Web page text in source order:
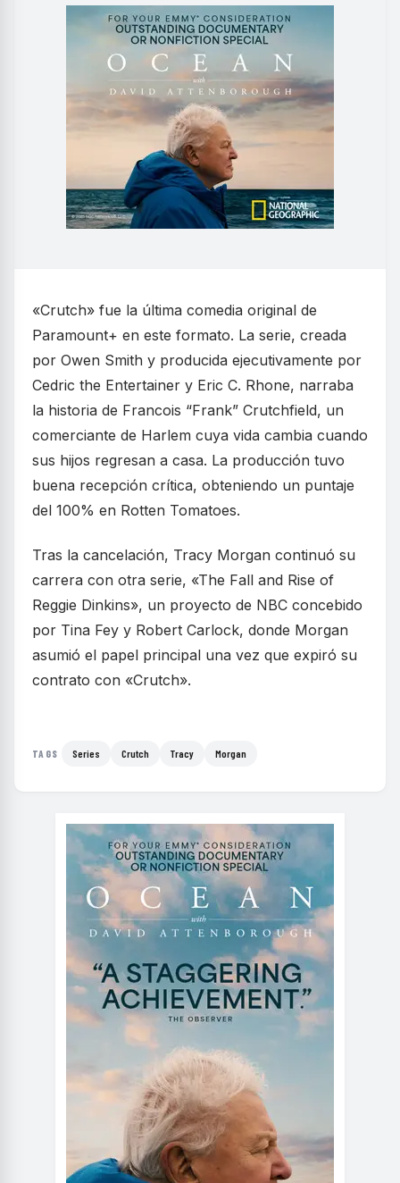
«Crutch» fue la última comedia original de
Paramount+ en este formato. La serie, creada
por Owen Smith y producida ejecutivamente por
Cedric the Entertainer y Eric C. Rhone, narraba
la historia de Francois “Frank” Crutchfield, un
comerciante de Harlem cuya vida cambia cuando
sus hijos regresan a casa. La producción tuvo
buena recepción crítica, obteniendo un puntaje
del 100% en Rotten Tomatoes.
Tras la cancelación, Tracy Morgan continuó su
carrera con otra serie, «The Fall and Rise of
Reggie Dinkins», un proyecto de NBC concebido
por Tina Fey y Robert Carlock, donde Morgan
asumió el papel principal una vez que expiró su
contrato con «Crutch».
TAGS Series Crutch Tracy Morgan